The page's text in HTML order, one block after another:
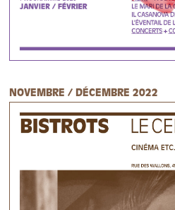
NOVEMBRE / DÉCEMBRE 2022